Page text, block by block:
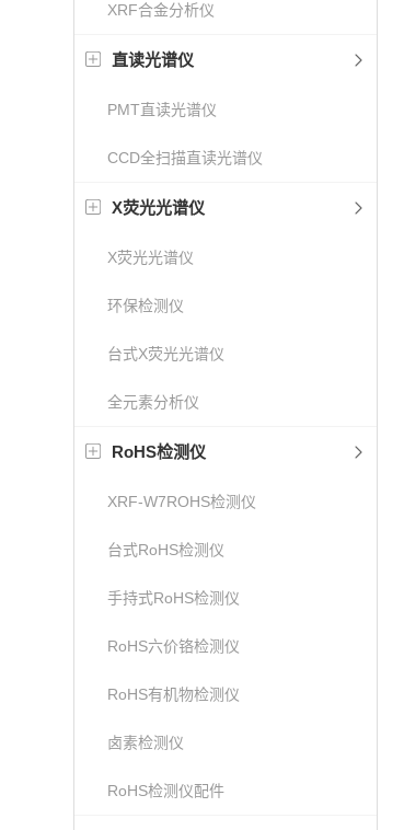
XRF合金分析仪
直读光谱仪
PMT直读光谱仪
CCD全扫描直读光谱仪
X荧光光谱仪
X荧光光谱仪
环保检测仪
台式X荧光光谱仪
全元素分析仪
RoHS检测仪
XRF-W7ROHS检测仪
台式RoHS检测仪
手持式RoHS检测仪
RoHS六价铬检测仪
RoHS有机物检测仪
卤素检测仪
RoHS检测仪配件